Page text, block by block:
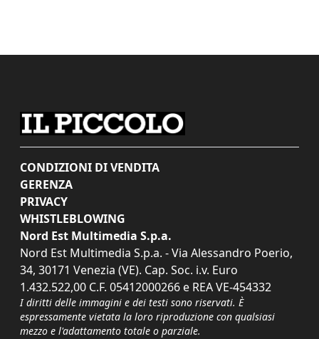
CONDIZIONI DI VENDITA
GERENZA
PRIVACY
WHISTLEBLOWING
Nord Est Multimedia S.p.a.
Nord Est Multimedia S.p.a. - Via Alessandro Poerio,
34, 30171 Venezia (VE). Cap. Soc. i.v. Euro
1.432.522,00 C.F. 05412000266 e REA VE-454332
I diritti delle immagini e dei testi sono riservati. È
espressamente vietata la loro riproduzione con qualsiasi
mezzo e l'adattamento totale o parziale.